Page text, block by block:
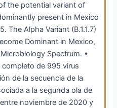
the potential variant of
present in Mexico
The Alpha Variant (B.1.1.7)
Dominant in Mexico,
Spectrum. •
de 995 virus
de la secuencia de la
a la segunda ola de
noviembre de 2020 y